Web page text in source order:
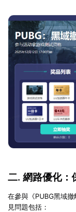
二. 網路優化：
在參與《PUBG黑域
見問題包括：